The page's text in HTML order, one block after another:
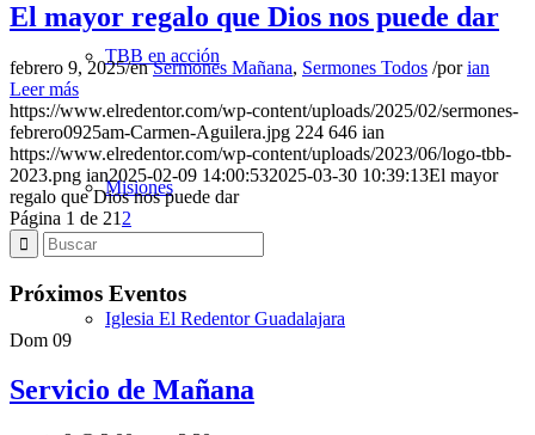
TBB en acción
Misiones
Iglesia El Redentor Guadalajara
El mayor regalo que Dios nos puede dar
febrero 9, 2025/enSermones Mañana, Sermones Todos /porian
Leer más
https://www.elredentor.com/wp-content/uploads/2025/02/sermones-
febrero0925am-Carmen-Aguilera.jpg 224 646 ian
https://www.elredentor.com/wp-content/uploads/2023/06/logo-tbb-
2023.png ian2025-02-09 14:00:532025-03-30 10:39:13El mayor
regalo que Dios nos puede dar
Página 1 de 21 2
Próximos Eventos
Dom 09
Servicio de Mañana